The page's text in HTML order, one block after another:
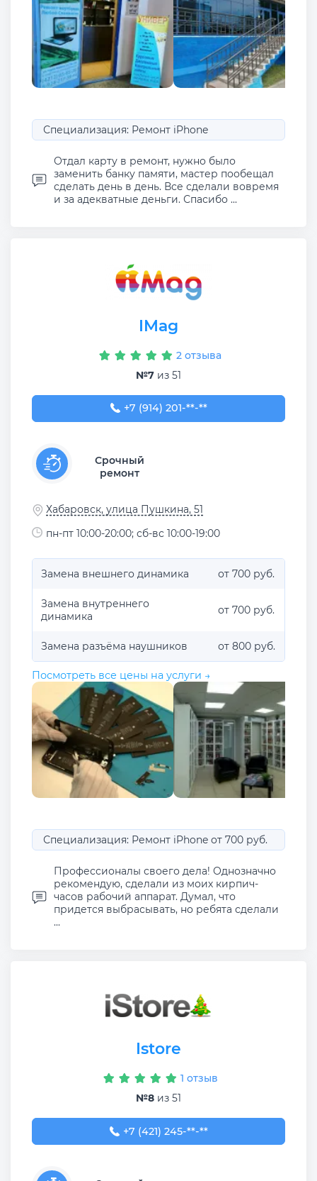
Специализация: Ремонт iPhone
Отдал карту в ремонт, нужно было
заменить банку памяти, мастер пообещал
сделать день в день. Все сделали вовремя
и за адекватные деньги. Спасибо ...
IMag
2 отзыва
№7 из 51
+7 (914) 201-22-23
+7 (914) 201-**-**
Срочный
ремонт
Хабаровск, улица Пушкина, 51
пн-пт 10:00-20:00; сб-вс 10:00-19:00
Замена внешнего динамика от 700 руб.
Замена внутреннего
динамика
от 700 руб.
Замена разъёма наушников от 800 руб.
Посмотреть все цены на услуги →
Специализация: Ремонт iPhone от 700 руб.
Профессионалы своего дела! Однозначно
рекомендую, сделали из моих кирпич-
часов рабочий аппарат. Думал, что
придется выбрасывать, но ребята сделали
...
Istore
1 отзыв
№8 из 51
+7 (421) 245-57-00
+7 (421) 245-**-**